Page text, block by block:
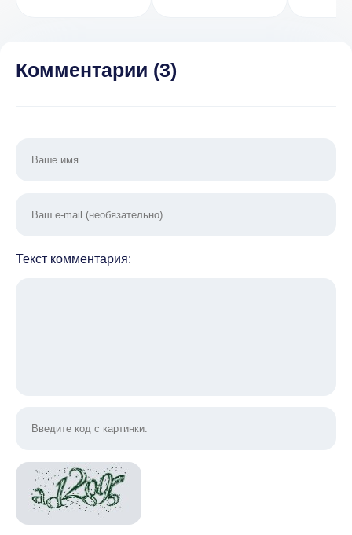
Комментарии (3)
Текст комментария: